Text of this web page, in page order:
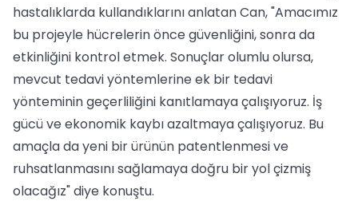
hastalıklarda kullandıklarını anlatan Can, "Amacımız
bu projeyle hücrelerin önce güvenliğini, sonra da
etkinliğini kontrol etmek. Sonuçlar olumlu olursa,
mevcut tedavi yöntemlerine ek bir tedavi
yönteminin geçerliliğini kanıtlamaya çalışıyoruz. İş
gücü ve ekonomik kaybı azaltmaya çalışıyoruz. Bu
amaçla da yeni bir ürünün patentlenmesi ve
ruhsatlanmasını sağlamaya doğru bir yol çizmiş
olacağız" diye konuştu.